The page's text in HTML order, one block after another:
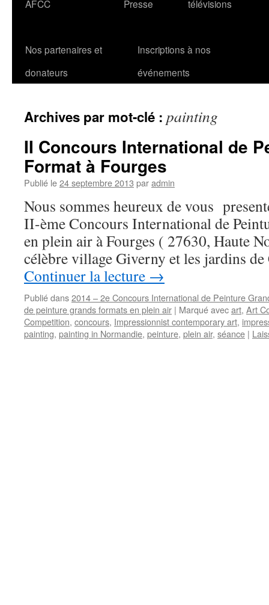
AFCC
Presse
télévisions
Nos partenaires et
donateurs
Inscriptions à nos
événements
Archives par mot-clé : painting
II Concours International de
Format à Fourges
Publié le24 septembre 2013 paradmin
Nous sommes heureux de vous
II-ème Concours International de
en plein air à Fourges ( 27630, Haute
célèbre village Giverny et les jardins
Continuer la lecture →
Publié dans2014 – 2e Concours International de Peinture
de peinture grands formats en plein air | Marqué avecart, Art
Competition, concours, Impressionnist contemporary art,
painting, painting in Normandie, peinture, plein air, séance |